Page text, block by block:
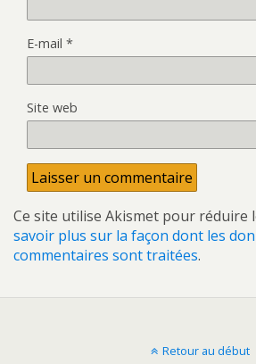
E-mail *
Site web
Ce site utilise Akismet pour réduire
savoir plus sur la façon dont les
commentaires sont traitées.
Retour au début